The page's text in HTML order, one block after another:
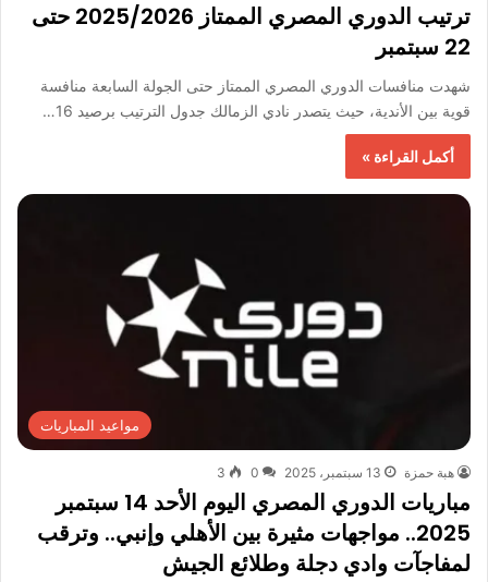
ترتيب الدوري المصري الممتاز 2025/2026 حتى
22 سبتمبر
شهدت منافسات الدوري المصري الممتاز حتى الجولة السابعة منافسة
قوية بين الأندية، حيث يتصدر نادي الزمالك جدول الترتيب برصيد 16…
أكمل القراءة »
مواعيد المباريات
هبة حمزة 13 سبتمبر، 2025 0
3
مباريات الدوري المصري اليوم الأحد 14 سبتمبر
2025.. مواجهات مثيرة بين الأهلي وإنبي.. وترقب
لمفاجآت وادي دجلة وطلائع الجيش